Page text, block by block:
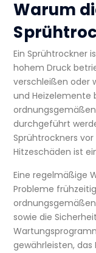
Warum
Ein Sprühtrockner
hohem Druck
verschleißen oder
und Heizelemente
durchgeführt
Sprühtrockners vor
Hitzeschäden ist
Eine regelmäßige
Probleme
sowie die
gewährleisten, das